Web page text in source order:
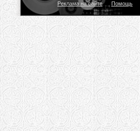
Реклама на сайте Помощь